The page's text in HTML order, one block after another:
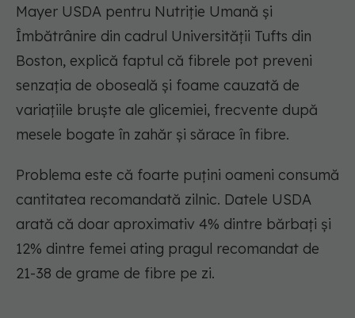
Mayer USDA pentru Nutriție Umană și
Îmbătrânire din cadrul Universității Tufts din
Boston, explică faptul că fibrele pot preveni
senzația de oboseală și foame cauzată de
variațiile bruște ale glicemiei, frecvente după
mesele bogate în zahăr și sărace în fibre.
Problema este că foarte puțini oameni consumă
cantitatea recomandată zilnic. Datele USDA
arată că doar aproximativ 4% dintre bărbați și
12% dintre femei ating pragul recomandat de
21-38 de grame de fibre pe zi.